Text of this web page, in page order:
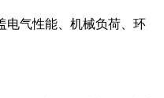
电气性能、机械负荷、环